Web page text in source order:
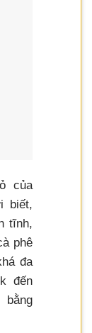
của
biết,
tĩnh,
phê
đa
đến